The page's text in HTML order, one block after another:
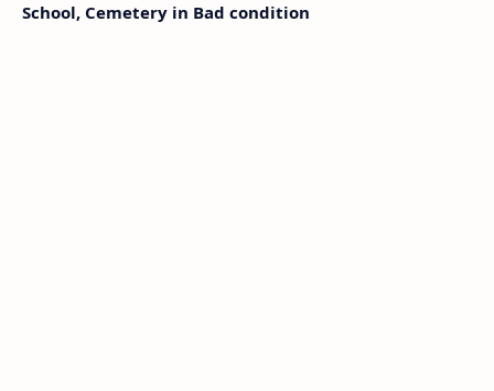
School, Cemetery in Bad condition